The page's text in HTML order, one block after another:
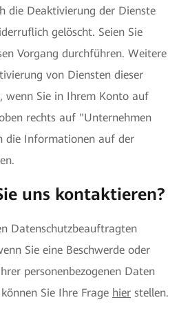
die Deaktivierung der Dienste
gelöscht. Seien Sie
Vorgang durchführen. Weitere
von Diensten dieser
wenn Sie in Ihrem Konto auf
rechts auf "Unternehmen
die Informationen auf der
uns kontaktieren?
Datenschutzbeauftragten
Sie eine Beschwerde oder
personenbezogenen Daten
Sie Ihre Frage hier stellen.